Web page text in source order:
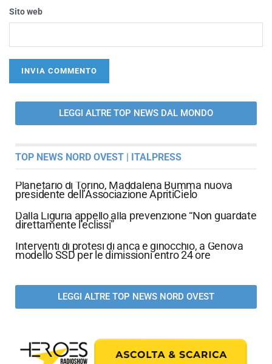
Sito web
LEGGI ALTRE TOP NEWS DAL MONDO
TOP NEWS NORD OVEST | ITALPRESS
Planetario di Torino, Maddalena Bumma nuova
presidente dell’Associazione ApritiCielo
Dalla Liguria appello alla prevenzione “Non guardate
direttamente l’eclissi”
Interventi di protesi di anca e ginocchio, a Genova
modello SSD per le dimissioni entro 24 ore
LEGGI ALTRE TOP NEWS NORD OVEST